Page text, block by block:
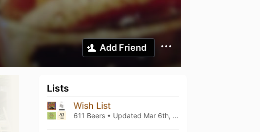
Add Friend
Lists
Wish List
611 Beers • Updated Mar 6th, 2021